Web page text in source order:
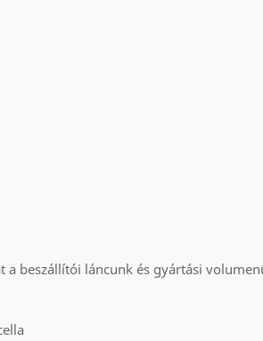
a beszállítói láncunk és gyártási